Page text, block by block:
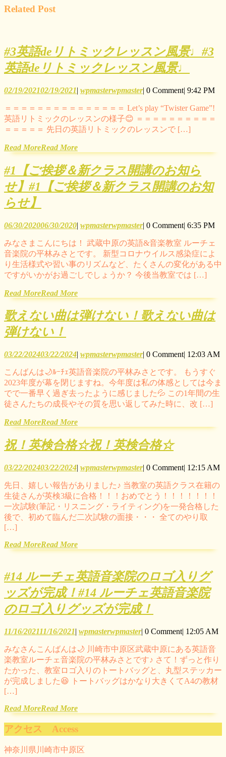
Related Post
#3英語deリトミックレッスン風景♩ #3
英語deリトミックレッスン風景♩
02/19/202102/19/2021| wpmasterwpmaster| 0 Comment| 9:42 PM
＝＝＝＝＝＝＝＝＝＝＝＝＝＝＝ Let’s play “Twister Game”!
英語リトミックのレッスンの様子😊 ＝＝＝＝＝＝＝＝＝＝
＝＝＝＝＝ 先日の英語リトミックのレッスンで […]
Read MoreRead More
#1【ご挨拶＆新クラス開講のお知ら
せ】 #1【ご挨拶＆新クラス開講のお知
らせ】
06/30/202006/30/2020| wpmasterwpmaster| 0 Comment| 6:35 PM
みなさまこんにちは！ 武蔵中原の英語&音楽教室 ルーチェ
音楽院の平林みさとです。 新型コロナウイルス感染症によ
り生活様式や習い事のリズムなど、たくさんの変化がある中
ですがいかがお過ごしでしょうか？ 今後当教室では […]
Read MoreRead More
歌えない曲は弾けない！ 歌えない曲は
弾けない！
03/22/202403/22/2024| wpmasterwpmaster| 0 Comment| 12:03 AM
こんばんは🌙ﾙｰﾁｪ英語音楽院の平林みさとです。 もうすぐ
2023年度が幕を閉じますね。今年度は私の体感としては今ま
でで一番早く過ぎ去ったように感じました💦 この1年間の生
徒さんたちの成長やその質を思い返してみた時に、改 […]
Read MoreRead More
祝！英検合格☆祝！英検合格☆
03/22/202403/22/2024| wpmasterwpmaster| 0 Comment| 12:15 AM
先日、嬉しい報告がありました♪ 当教室の英語クラス在籍の
生徒さんが英検3級に合格！！！おめでとう！！！！！！！
一次試験(筆記・リスニング・ライティング)を一発合格した
後で、初めて臨んだ二次試験の面接・・・ 全てのやり取
[…]
Read MoreRead More
#14 ルーチェ英語音楽院のロゴ入りグ
ッズが完成！#14 ルーチェ英語音楽院
のロゴ入りグッズが完成！
11/16/202111/16/2021| wpmasterwpmaster| 0 Comment| 12:05 AM
みなさんこんばんは🌙 川崎市中原区武蔵中原にある英語音
楽教室ルーチェ音楽院の平林みさとです♪ さて！ずっと作り
たかった、教室ロゴ入りのトートバッグと、丸型ステッカー
が完成しました😆 トートバッグはかなり大きくてA4の教材
[…]
Read MoreRead More
アクセス Access
神奈川県川崎市中原区